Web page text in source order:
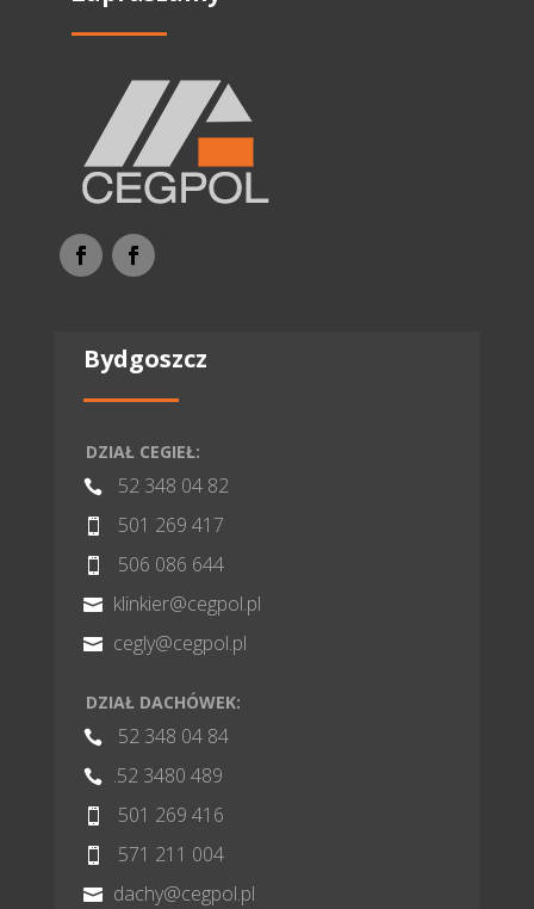
Bydgoszcz
DZIAŁ CEGIEŁ:
 52 348 04 82
 501 269 417
 506 086 644
 klinkier@cegpol.pl
 cegly@cegpol.pl
DZIAŁ DACHÓWEK:
 52 348 04 84
 .52 3480 489
 501 269 416
 571 211 004
 dachy@cegpol.pl